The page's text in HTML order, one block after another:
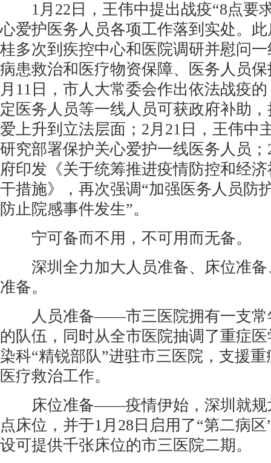
1月22日，王伟中提出战疫“8点要
心爱护医务人员各项工作落到实处。
桂多次到疾控中心和医院调研并慰问
病患救治和医疗物资保障、医务人员
月11日，市人大常委会作出依法战疫
定医务人员等一线人员可获政府补助
爱上升到立法层面；2月21日，王伟中
研究部署保护关心爱护一线医务人员
府印发《关于统筹推进疫情防控和经
干措施》，再次强调“加强医务人员防
防止院感事件发生”。
宁可备而不用，不可用而无备。
深圳全力加大人员准备、床位准备
准备。
人员准备——市三医院拥有一支常
的队伍，同时从全市医院抽调了重症
染科“精锐部队”进驻市三医院，支援
医疗救治工作。
床位准备——疫情伊始，深圳就规
点床位，并于1月28日启用了“第二病
设可提供千张床位的市三医院二期。